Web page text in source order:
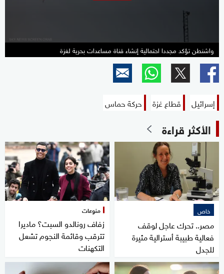
واشنطن تؤكد مجددا احتمالية إنشاء قناة مساعدات بحرية لغزة
إسرائيل قطاع غزة حركة حماس
الأكثر قراءة
خاص
مصر.. تحرك عاجل لوقف
فعالية طبيبة أسترالية مثيرة
للجدل
منوعات
زفاف رونالدو السبت؟ ماديرا
تترقب وقائمة النجوم تشعل
التكهنات